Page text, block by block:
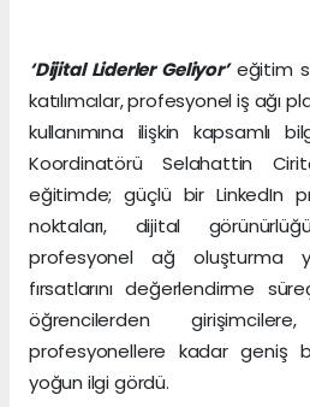
‘Dijital Liderler Geliyor’eğitim
katılımcılar, profesyonel iş ağı
kullanımına ilişkin kapsamlı
Koordinatörü Selahattin
eğitimde; güçlü bir LinkedIn
noktaları, dijital
profesyonel ağ oluşturma
fırsatlarını değerlendirme
öğrencilerden
profesyonellere kadar geniş
yoğun ilgi gördü.